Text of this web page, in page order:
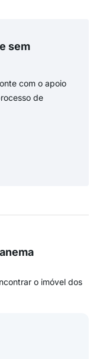
sem
com o apoio
de
o imóvel dos